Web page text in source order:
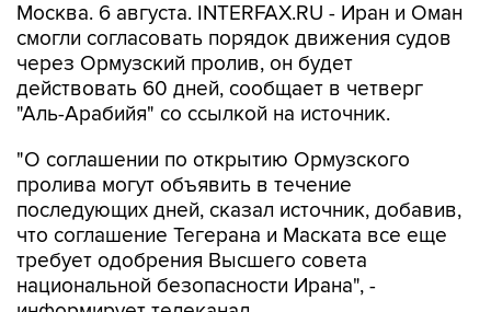
Москва. 6 августа. INTERFAX.RU - Иран и Оман
смогли согласовать порядок движения судов
через Ормузский пролив, он будет
действовать 60 дней, сообщает в четверг
"Аль-Арабийя" со ссылкой на источник.
"О соглашении по открытию Ормузского
пролива могут объявить в течение
последующих дней, сказал источник, добавив,
что соглашение Тегерана и Маската все еще
требует одобрения Высшего совета
национальной безопасности Ирана", -